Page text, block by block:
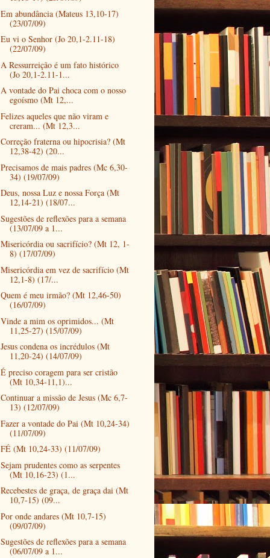
Em abundância (Mateus 13,10-17)
(23/07/09)
Eu vi o Senhor (Jo 20,1-2.11-18)
(22/07/09)
A Ressurreição é um fato histórico
(Jo 20,1-2.11-1...
A vontade do Pai choca com o nosso
egoísmo (Mt 12,...
Felizes aqueles que não viram e
creram... (Mt 12,3...
Correção fraterna ou hipocrisia? (Mt
12,38-42) (20...
Precisamos de mais padres (Mc 6,30-
34) (19/07/09)
Deus, nossa Luz e nossa Força (Mt
12,14-21) (18/07...
Sugestões de reflexões para a semana
(13/07/09 a 1...
Misericórdia ou sacrifício? (Mt 12, 1-
8) (17/07/09)
Misericórdia em vez de sacrifício (Mt
12,1-8) (17/...
Quem é meu irmão? (Mt 12,46-50)
(16/07/09)
Vinde a mim os oprimidos... (Mt
11,25-27) (15/07/09)
Jesus condena os incrédulos (Mt
11,20-24) (14/07/09)
É preciso coragem para ser cristão
(Mt 10,34-11,1)...
Continuar a missão de Jesus (Mc 6,7-
13) (12/07/09)
Fazer a vontade do Pai (Mt 10,24-34)
(11/07/09)
FÉ (Mt 10,24-33) (11/07/09)
Sejam prudentes como as serpentes
(Mt 10,16-23) (1...
Recebestes de graça, de graça dai (Mt
10,7-15) (09...
Por onde andares (Mt 10,7-15)
(09/07/09)
Sugestões de reflexões para a semana
(06/07/09 a 1...